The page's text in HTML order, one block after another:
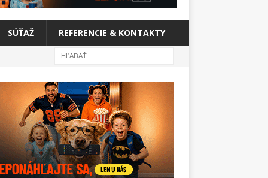
SÚŤAŽ REFERENCIE & KONTAKTY